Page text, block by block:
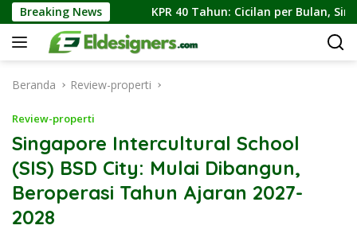
Langsung
ke
konten
Breaking News
Jakarta KPR 40 Tahun: Cicilan per Bulan, Simulasi
Beranda Review-properti
Review-properti
Singapore Intercultural School
(SIS) BSD City: Mulai Dibangun,
Beroperasi Tahun Ajaran 2027-
2028